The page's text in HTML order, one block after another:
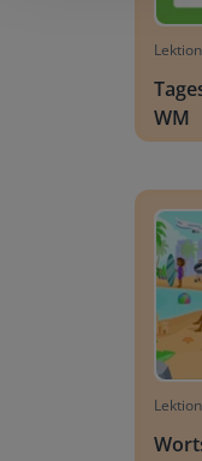
Lektion
WM
Lektion